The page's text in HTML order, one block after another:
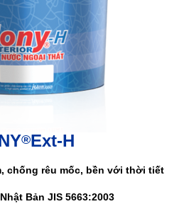
®Ext-H
chống rêu mốc, bền với thời tiết
Bản JIS 5663:2003